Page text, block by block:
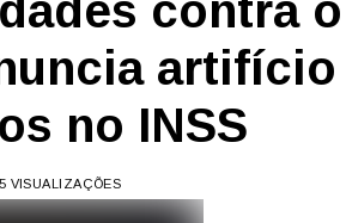
contra o
artifício
no INSS
VISUALIZAÇÕES